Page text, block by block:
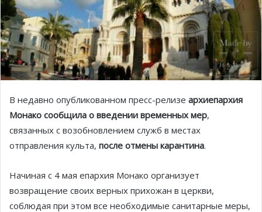
В недавно опубликованном пресс-релизе архиепархия
Монако сообщила о введении временных мер,
связанных с возобновлением служб в местах
отправления культа, после отмены карантина.
Начиная с 4 мая епархия Монако организует
возвращение своих верных прихожан в церкви,
соблюдая при этом все необходимые санитарные меры,